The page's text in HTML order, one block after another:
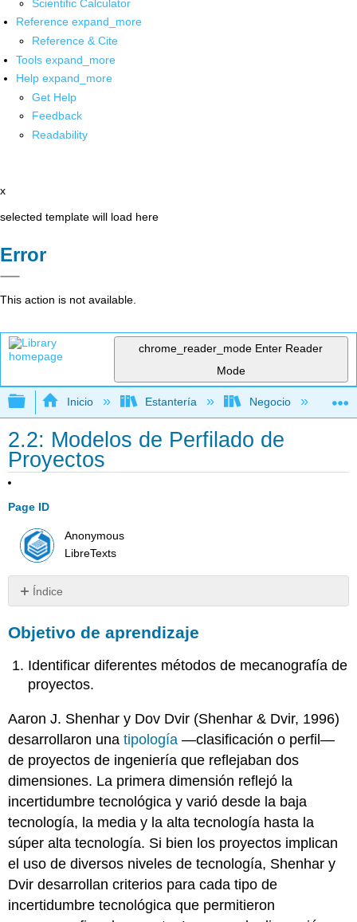
Scientific Calculator
Reference expand_more
Reference & Cite
Tools expand_more
Help expand_more
Get Help
Feedback
Readability
x
selected template will load here
Error
This action is not available.
chrome_reader_mode Enter Reader
Mode
Expandir/contraer jerarquía global
Inicio Estantería Negocio
2.2: Modelos de Perfilado de
Proyectos
Page ID
Anonymous
LibreTexts
Índice
de
aprendizaje
Claves
para
llevar
Ejercicios
Referencias
Objetivo de aprendizaje
Identificar diferentes métodos de mecanografía de
proyectos.
Aaron J. Shenhar y Dov Dvir (Shenhar & Dvir, 1996)
desarrollaron unatipología —clasificación o perfil—
de proyectos de ingeniería que reflejaban dos
dimensiones. La primera dimensión reflejó la
incertidumbre tecnológica y varió desde la baja
tecnología, la media y la alta tecnología hasta la
súper alta tecnología. Si bien los proyectos implican
el uso de diversos niveles de tecnología, Shenhar y
Dvir desarrollan criterios para cada tipo de
incertidumbre tecnológica que permitieron